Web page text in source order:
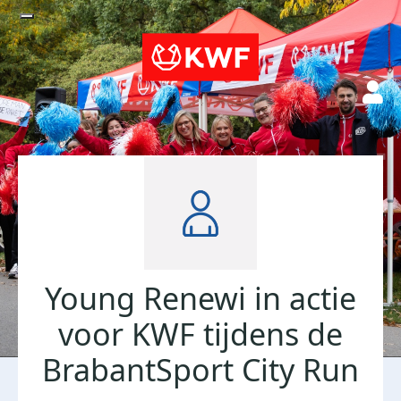
Young Renewi in actie
voor KWF tijdens de
BrabantSport City Run